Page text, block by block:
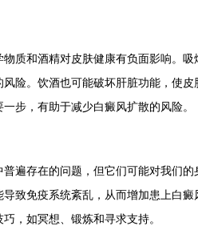
和酒精对皮肤健康有负面影响。吸
险。饮酒也可能破坏肝脏功能，使
步，有助于减少白癜风扩散的风险。
存在的问题，但它们可能对我们的
致免疫系统紊乱，从而增加患上白
，如冥想、锻炼和寻求支持。